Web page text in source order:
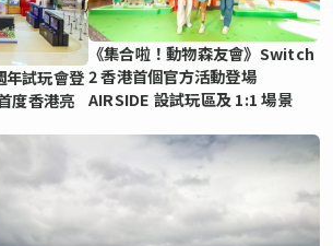
年試玩會登
度香港亮
《集合啦！動物森友會》Switch
2 香港首個官方活動登場
AIRSIDE 設試玩區及 1:1 場景